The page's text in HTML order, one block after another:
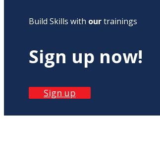
Build Skills with ourtrainings
Sign up now!
Sign up